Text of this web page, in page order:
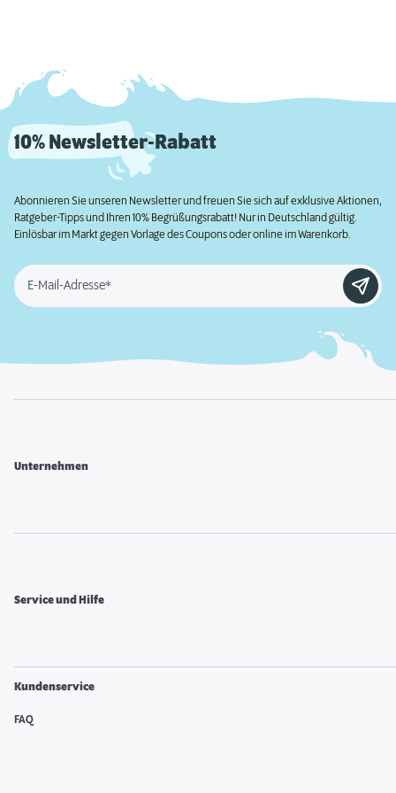
10% Newsletter-Rabatt
Abonnieren Sie unseren Newsletter und freuen Sie sich auf exklusive Aktionen,
Ratgeber-Tipps und Ihren 10% Begrüßungsrabatt! Nur in Deutschland gültig.
Einlösbar im Markt gegen Vorlage des Coupons oder online im Warenkorb.
E-Mail-Adresse*
Unternehmen
Service und Hilfe
Kundenservice
FAQ